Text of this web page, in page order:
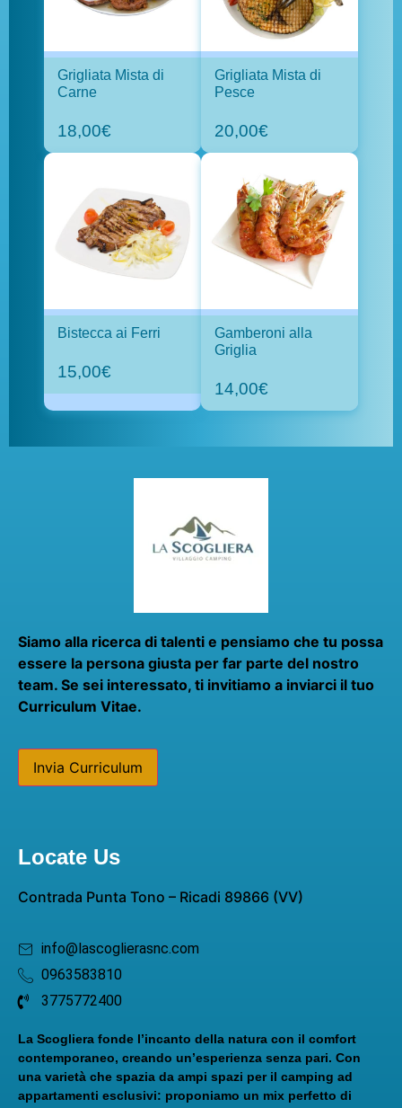
Grigliata Mista di
Carne
18,00€
Grigliata Mista di
Pesce
20,00€
Bistecca ai Ferri
15,00€
Gamberoni alla
Griglia
14,00€
Siamo alla ricerca di talenti e pensiamo che tu possa
essere la persona giusta per far parte del nostro
team. Se sei interessato, ti invitiamo a inviarci il tuo
Curriculum Vitae.
Invia Curriculum
Locate Us
Contrada Punta Tono – Ricadi 89866 (VV)
info@lascoglierasnc.com
0963583810
3775772400
La Scogliera fonde l’incanto della natura con il comfort
contemporaneo, creando un’esperienza senza pari. Con
una varietà che spazia da ampi spazi per il camping ad
appartamenti esclusivi: proponiamo un mix perfetto di